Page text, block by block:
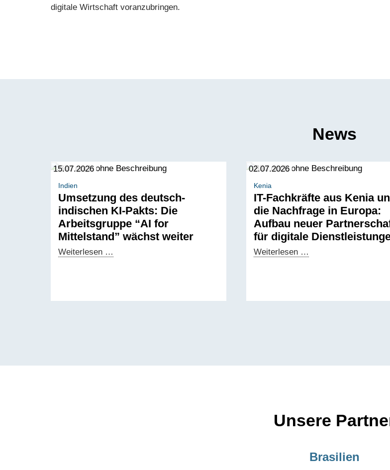
digitale Wirtschaft voranzubringen.
News
15.07.2026
Indien
Umsetzung des deutsch-
indischen KI-Pakts: Die
Arbeitsgruppe “AI for
Mittelstand” wächst weiter
Weiterlesen …
KI-
for
02.07.2026
Kenia
IT-Fachkräfte aus Kenia
die Nachfrage in Europa:
Aufbau neuer
für digitale
Weiterlesen …
und
Aufbau
Dienstleistungen
Unsere
Brasilien